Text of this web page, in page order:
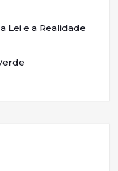
Lei e a Realidade